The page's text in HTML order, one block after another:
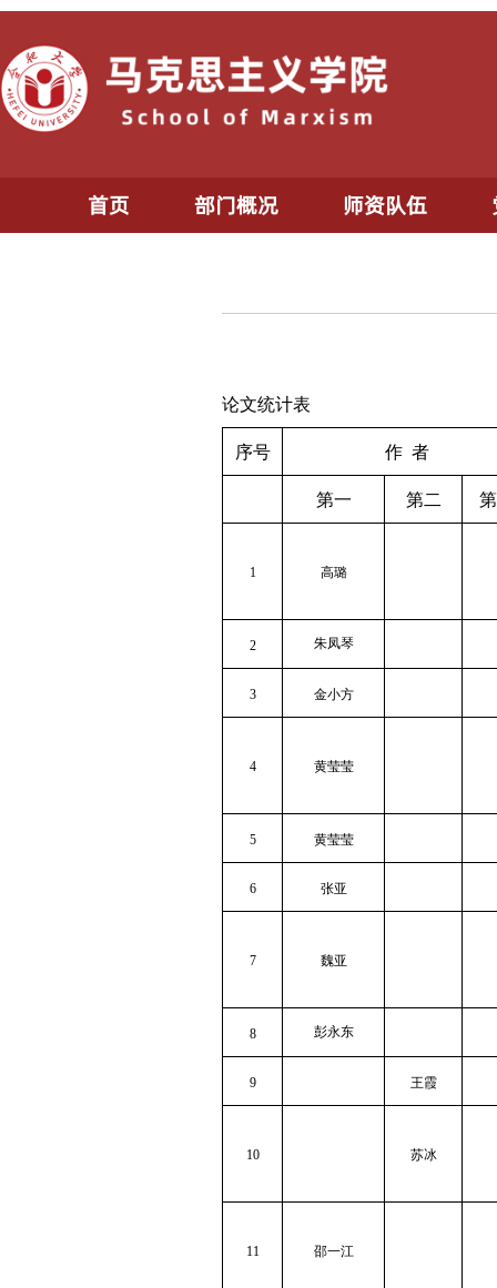
首页 部门概况 师资队伍
论文统计表
序号 作 者
第一 第二
1 高璐
2 朱凤琴
3 金小方
4 黄莹莹
5 黄莹莹
6 张亚
7 魏亚
8 彭永东
9 王霞
10 苏冰
11 邵一江